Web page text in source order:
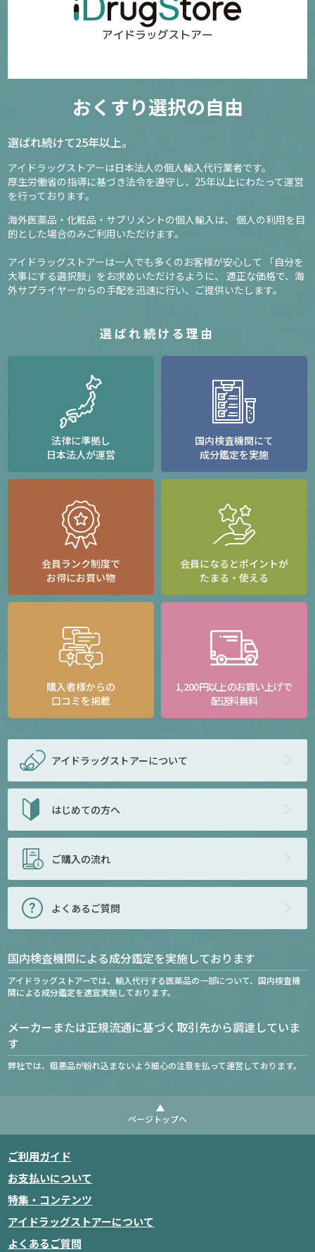
おくすり選択の自由
選ばれ続けて25年以上。
アイドラッグストアーは日本法人の個人輸入代行業者です。
厚生労働省の指導に基づき法令を遵守し、 25年以上にわたって運営
を行っております。
海外医薬品・化粧品・サプリメントの個人輸入は、
個人の利用を目
的とした場合のみご利用いただけます。
アイドラッグストアーは一人でも多くのお客様が安心して
「自分を
大事にする選択肢」をお求めいただけるように、
適正な価格で、海
外サプライヤーからの手配を迅速に行い、ご提供いたします。
選ばれ続ける理由
法律に準拠し
日本法人が運営
国内検査機関にて
成分鑑定を実施
会員ランク制度で
お得にお買い物
会員になるとポイントが
たまる・使える
購入者様からの
口コミを掲載
1,200円以上のお買い上げで
配送料無料
アイドラッグストアーについて
はじめての方へ
ご購入の流れ
よくあるご質問
国内検査機関による成分鑑定を実施しております
アイドラッグストアーでは、輸入代行する医薬品の一部について、国内検査機
関による成分鑑定を適宜実施しております。
メーカーまたは正規流通に基づく取引先から調達していま
す
弊社では、粗悪品が紛れ込まないよう細心の注意を払って運営しております。
ページトップへ
ご利用ガイド
お支払いについて
特集・コンテンツ
アイドラッグストアーについて
よくあるご質問